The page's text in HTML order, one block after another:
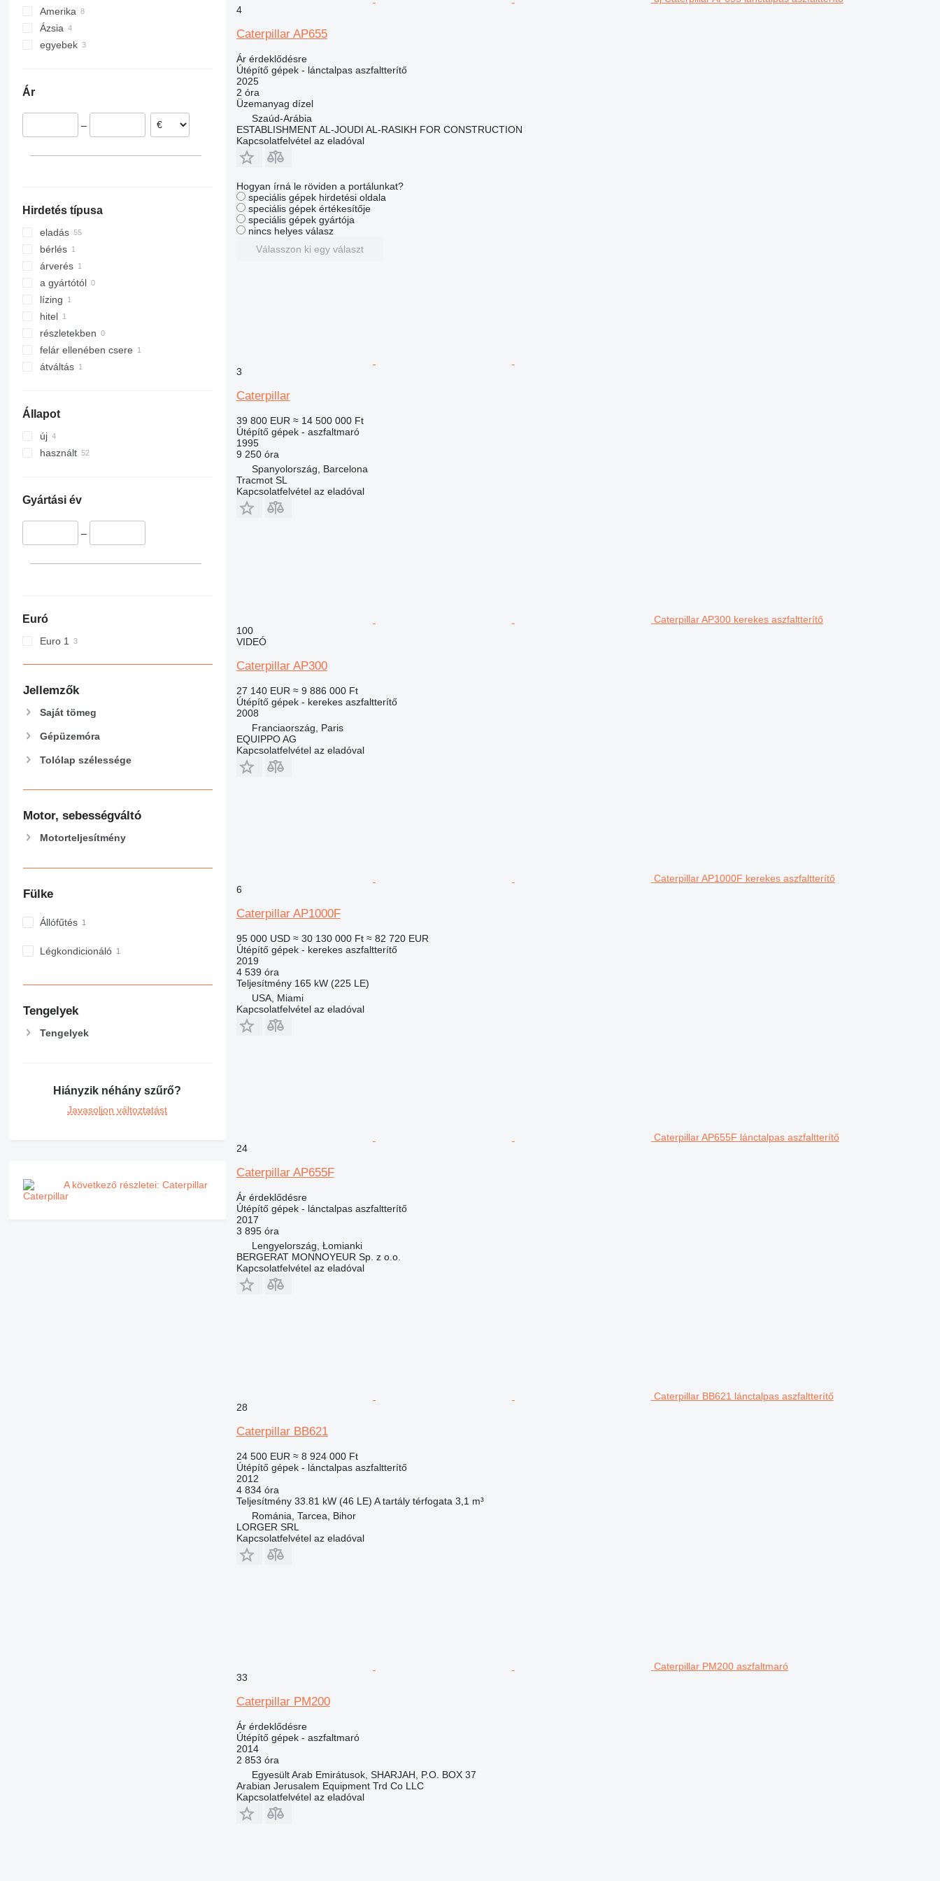
Olaszország
Németország
Belgium
Litvánia
Amerika
Mexikó
Ázsia
Kína
egyebek
Ár
–
Hirdetés típusa
eladás
bérlés
árverés
a gyártótól
lízing
hitel
részletekben
felár ellenében csere
átváltás
Állapot
új
használt
Gyártási év
–
Euró
Euro 1
Jellemzők
Saját tömeg
Gépüzemóra
Tolólap szélessége
Motor, sebességváltó
Motorteljesítmény
Fülke
Állófűtés
Légkondicionáló
Tengelyek
Tengelyek
Hiányzik néhány szűrő?
Javasoljon változtatást
A következő részletei: Caterpillar
4
Caterpillar AP655
Ár érdeklődésre
Útépítő gépek - lánctalpas aszfaltterítő
2025
2 óra
Üzemanyag dízel
Szaúd-Arábia
ESTABLISHMENT AL-JOUDI AL-RASIKH FOR CONSTRUCTION
Kapcsolatfelvétel az eladóval
Hogyan írná le röviden a portálunkat?
speciális gépek hirdetési oldala
speciális gépek értékesítője
speciális gépek gyártója
nincs helyes válasz
Válasszon ki egy választ
3
Caterpillar
39 800 EUR ≈ 14 500 000 Ft
Útépítő gépek - aszfaltmaró
1995
9 250 óra
Spanyolország, Barcelona
Tracmot SL
Kapcsolatfelvétel az eladóval
Caterpillar AP300 kerekes aszfaltterítő
100
VIDEÓ
Caterpillar AP300
27 140 EUR ≈ 9 886 000 Ft
Útépítő gépek - kerekes aszfaltterítő
2008
Franciaország, Paris
EQUIPPO AG
Kapcsolatfelvétel az eladóval
Caterpillar AP1000F kerekes aszfaltterítő
6
Caterpillar AP1000F
95 000 USD ≈ 30 130 000 Ft ≈ 82 720 EUR
Útépítő gépek - kerekes aszfaltterítő
2019
4 539 óra
Teljesítmény 165 kW (225 LE)
USA, Miami
Kapcsolatfelvétel az eladóval
Caterpillar AP655F lánctalpas aszfaltterítő
24
Caterpillar AP655F
Ár érdeklődésre
Útépítő gépek - lánctalpas aszfaltterítő
2017
3 895 óra
Lengyelország, Łomianki
BERGERAT MONNOYEUR Sp. z o.o.
Kapcsolatfelvétel az eladóval
Caterpillar BB621 lánctalpas aszfaltterítő
28
Caterpillar BB621
24 500 EUR ≈ 8 924 000 Ft
Útépítő gépek - lánctalpas aszfaltterítő
2012
4 834 óra
Teljesítmény 33.81 kW (46 LE) A tartály térfogata 3,1 m³
Románia, Tarcea, Bihor
LORGER SRL
Kapcsolatfelvétel az eladóval
Caterpillar PM200 aszfaltmaró
33
Caterpillar PM200
Ár érdeklődésre
Útépítő gépek - aszfaltmaró
2014
2 853 óra
Egyesült Arab Emirátusok, SHARJAH, P.O. BOX 37
Arabian Jerusalem Equipment Trd Co LLC
Kapcsolatfelvétel az eladóval